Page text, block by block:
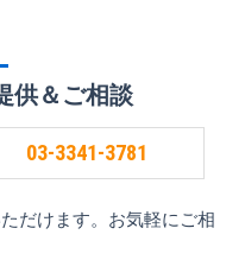
供＆ご相談
03-3341-3781
だけます。お気軽にご相